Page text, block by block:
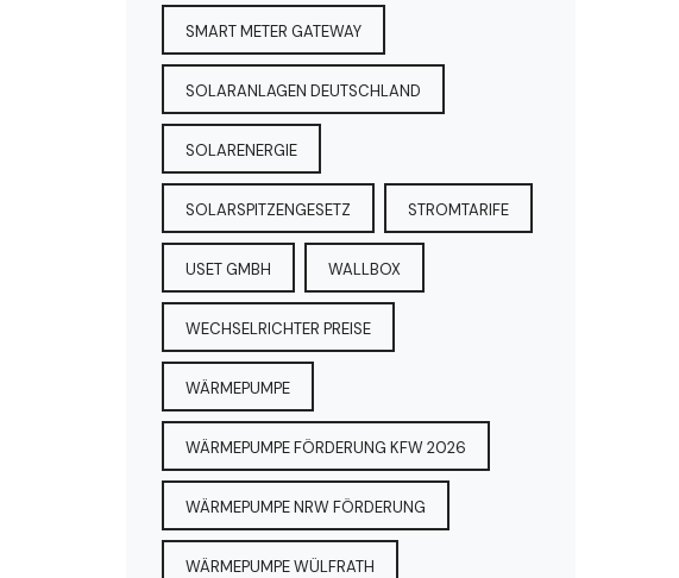
SMART METER GATEWAY
SOLARANLAGEN DEUTSCHLAND
SOLARENERGIE
SOLARSPITZENGESETZ STROMTARIFE
USET GMBH WALLBOX
WECHSELRICHTER PREISE
WÄRMEPUMPE
WÄRMEPUMPE FÖRDERUNG KFW 2026
WÄRMEPUMPE NRW FÖRDERUNG
WÄRMEPUMPE WÜLFRATH